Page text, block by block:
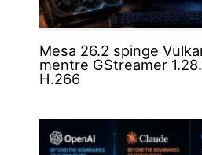
Mesa 26.2 spinge
mentre GStreamer
H.266